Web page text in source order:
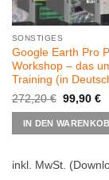
SONSTIGES
Google Earth Pro
Workshop – das
Training (in
272,20€
Preis
war:
272,20 €
99,90 €
ist:
IN DEN WARENKOB
inkl. MwSt.